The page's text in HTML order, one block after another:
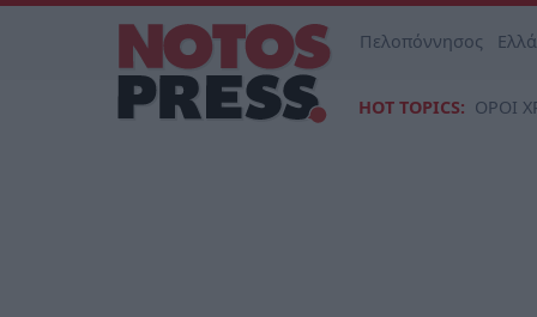
Πελοπόννησος
HOT TOPICS: ΟΡΟΙ